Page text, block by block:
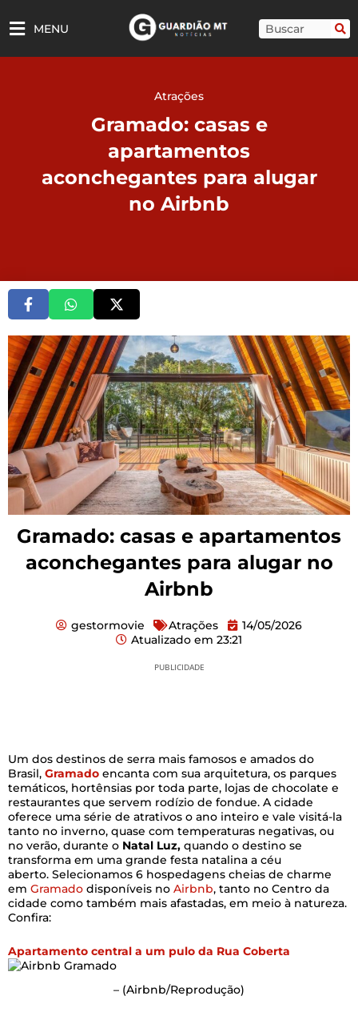
para
MENU Pesquisar
Atrações
Gramado: casas e
apartamentos
aconchegantes para alugar
no Airbnb
Gramado: casas e apartamentos
aconchegantes para alugar no
Airbnb
gestormovie Atrações
14/05/2026
Atualizado em 23:21
PUBLICIDADE
Um dos destinos de serra mais famosos e amados do
Brasil, Gramado encanta com sua arquitetura, os parques
temáticos, hortênsias por toda parte, lojas de chocolate e
restaurantes que servem rodízio de fondue. A cidade
oferece uma série de atrativos o ano inteiro e vale visitá-la
tanto no inverno, quase com temperaturas negativas, ou
no verão, durante o Natal Luz, quando o destino se
transforma em uma grande festa natalina a céu
aberto. Selecionamos 6 hospedagens cheias de charme
em Gramado disponíveis no Airbnb, tanto no Centro da
cidade como também mais afastadas, em meio à natureza.
Confira:
Apartamento central a um pulo da Rua Coberta
– (Airbnb/Reprodução)